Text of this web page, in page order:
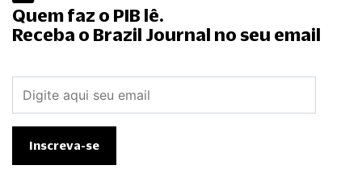
Quem faz o PIB lê.
Receba o Brazil Journal no seu email